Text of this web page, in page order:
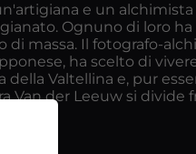
e un
Ognuno di loro
di massa. Il fotografo-
ha scelto di
della Valtellina e, pur
der Leeuw si divide